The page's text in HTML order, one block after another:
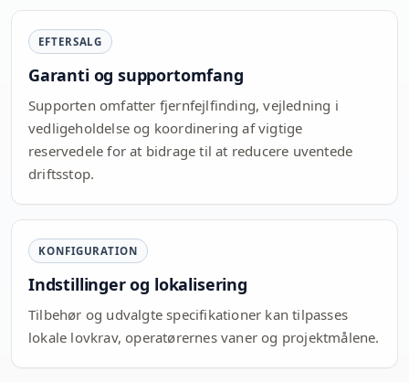
EFTERSALG
Garanti og supportomfang
Supporten omfatter fjernfejlfinding, vejledning i
vedligeholdelse og koordinering af vigtige
reservedele for at bidrage til at reducere uventede
driftsstop.
KONFIGURATION
Indstillinger og lokalisering
Tilbehør og udvalgte specifikationer kan tilpasses
lokale lovkrav, operatørernes vaner og projektmålene.